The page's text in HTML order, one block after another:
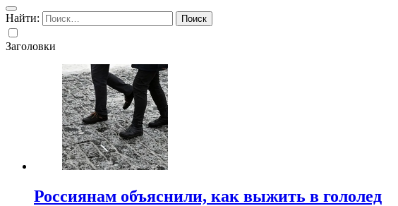
Найти:
Заголовки
Россиянам объяснили, как выжить в гололед